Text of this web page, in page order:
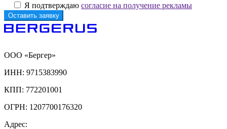
Я подтверждаю согласие на получение рекламы
ООО «Бергер»
ИНН: 9715383990
КПП: 772201001
ОГРН: 1207700176320
Адрес: